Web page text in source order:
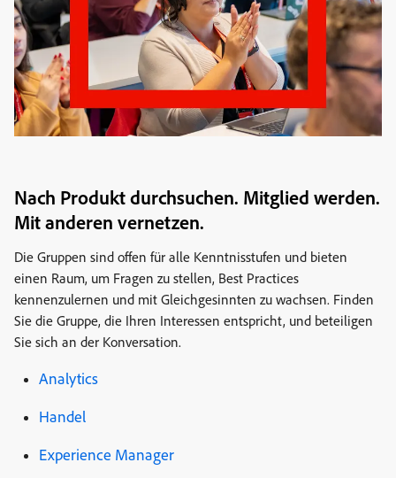
Nach Produkt durchsuchen. Mitglied werden.
Mit anderen vernetzen.
Die Gruppen sind offen für alle Kenntnisstufen und bieten
einen Raum, um Fragen zu stellen, Best Practices
kennenzulernen und mit Gleichgesinnten zu wachsen. Finden
Sie die Gruppe, die Ihren Interessen entspricht, und beteiligen
Sie sich an der Konversation.
Analytics
Handel
Experience Manager